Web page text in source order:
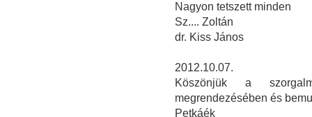
Nagyon tetszett minden
Sz.... Zoltán
dr. Kiss János
2012.10.07.
Köszönjük a
megrendezésében és
Petkáék